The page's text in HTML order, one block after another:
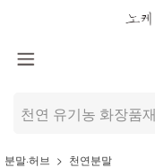
분말·허브 천연분말